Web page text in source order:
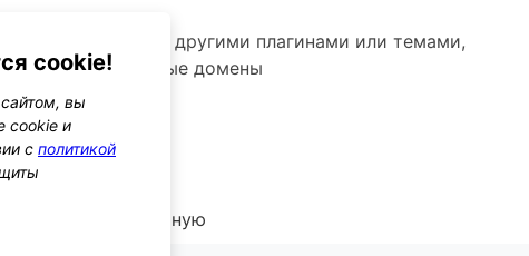
не конфликтуют с другими плагинами или темами,
те же текстовые домены
домена вручную
cookie!
вы
cookie и
с политикой